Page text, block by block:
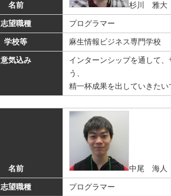
名前 杉川 雅大
志望職種 プログラマー
学校等 麻生情報ビジネス専門学校
意気込み
インターンシップを通して
う、
精一杯成果を出していきたい
名前 中尾 海人
志望職種 プログラマー